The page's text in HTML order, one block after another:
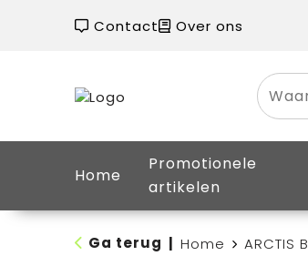
Contact Over ons
Home
Promotionele
artikelen
Ga terug Home ARCTIS B